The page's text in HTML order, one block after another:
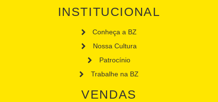
INSTITUCIONAL
Conheça a BZ
Nossa Cultura
Patrocínio
Trabalhe na BZ
VENDAS